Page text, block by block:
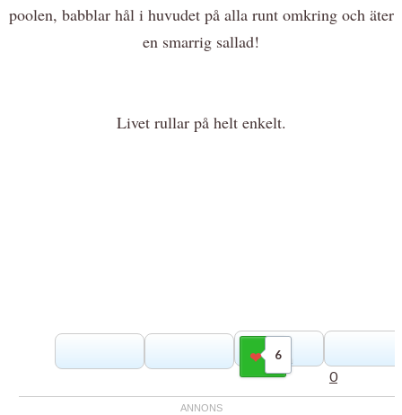
poolen, babblar hål i huvudet på alla runt omkring och äter
en smarrig sallad!
Livet rullar på helt enkelt.
6
Gilla
0